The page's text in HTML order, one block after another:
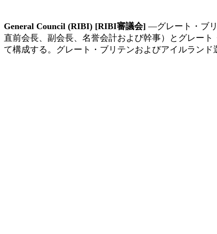
General Council (RIBI) [RIBI審議会] ―グレート・ブ
直前会長、副会長、名誉会計および幹事）とグレー
て構成する。グレート・ブリテンおよびアイルランド